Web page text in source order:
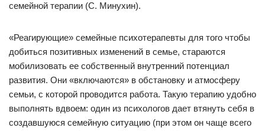
семейной терапии (С. Минухин).
«Реагирующие» семейные психотерапевты для того чтобы
добиться позитивных изменений в семье, стараются
мобилизовать ее собственный внутренний потенциал
развития. Они «включаются» в обстановку и атмосферу
семьи, с которой проводится работа. Такую терапию удобно
выполнять вдвоем: один из психологов дает втянуть себя в
создавшуюся семейную ситуацию (при этом он чаще всего